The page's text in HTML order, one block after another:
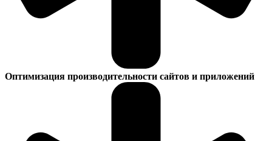
Оптимизация производительности сайтов и приложений